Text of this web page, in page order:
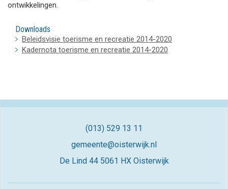
ontwikkelingen.
Downloads
Beleidsvisie toerisme en recreatie 2014-2020
Kadernota toerisme en recreatie 2014-2020
(013) 529 13 11
gemeente@oisterwijk.nl
De Lind 44 5061 HX Oisterwijk